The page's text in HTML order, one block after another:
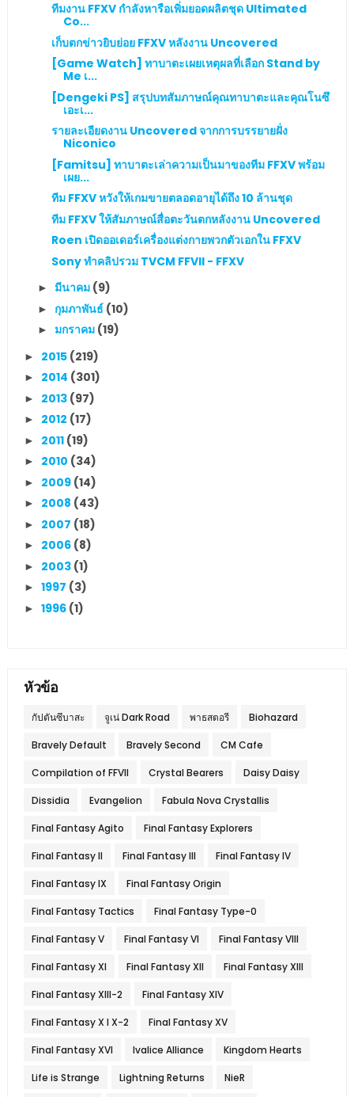
ทีมงาน FFXV กำลังหารือเพิ่มยอดผลิตชุด Ultimated
Co...
เก็บตกข่าวยิบย่อย FFXV หลังงาน Uncovered
[Game Watch] ทาบาตะเผยเหตุผลที่เลือก Stand by
Me เ...
[Dengeki PS] สรุปบทสัมภาษณ์คุณทาบาตะและคุณโนซึ
เอะเ...
รายละเอียดงาน Uncovered จากการบรรยายฝั่ง
Niconico
[Famitsu] ทาบาตะเล่าความเป็นมาของทีม FFXV พร้อม
เผย...
ทีม FFXV หวังให้เกมขายตลอดอายุได้ถึง 10 ล้านชุด
ทีม FFXV ให้สัมภาษณ์สื่อตะวันตกหลังงาน Uncovered
Roen เปิดออเดอร์เครื่องแต่งกายพวกตัวเอกใน FFXV
Sony ทำคลิปรวม TVCM FFVII - FFXV
► มีนาคม (9)
► กุมภาพันธ์ (10)
► มกราคม (19)
► 2015 (219)
► 2014 (301)
► 2013 (97)
► 2012 (17)
► 2011 (19)
► 2010 (34)
► 2009 (14)
► 2008 (43)
► 2007 (18)
► 2006 (8)
► 2003 (1)
► 1997 (3)
► 1996 (1)
หัวข้อ
กัปตันซึบาสะ จูเน่ Dark Road พาธสตอรี Biohazard
Bravely Default Bravely Second CM Cafe
Compilation of FFVII Crystal Bearers Daisy Daisy
Dissidia Evangelion Fabula Nova Crystallis
Final Fantasy Agito Final Fantasy Explorers
Final Fantasy II Final Fantasy III Final Fantasy IV
Final Fantasy IX Final Fantasy Origin
Final Fantasy Tactics Final Fantasy Type-0
Final Fantasy V Final Fantasy VI Final Fantasy VIII
Final Fantasy XI Final Fantasy XII Final Fantasy XIII
Final Fantasy XIII-2 Final Fantasy XIV
Final Fantasy X l X-2 Final Fantasy XV
Final Fantasy XVI Ivalice Alliance Kingdom Hearts
Life is Strange Lightning Returns NieR